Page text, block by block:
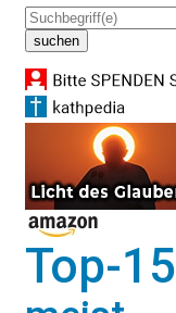
Top-15